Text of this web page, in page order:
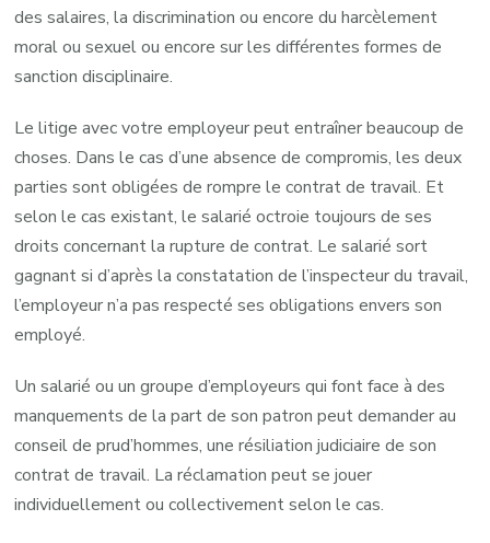
des salaires, la discrimination ou encore du harcèlement
moral ou sexuel ou encore sur les différentes formes de
sanction disciplinaire.
Le litige avec votre employeur peut entraîner beaucoup de
choses. Dans le cas d’une absence de compromis, les deux
parties sont obligées de rompre le contrat de travail. Et
selon le cas existant, le salarié octroie toujours de ses
droits concernant la rupture de contrat. Le salarié sort
gagnant si d’après la constatation de l’inspecteur du travail,
l’employeur n’a pas respecté ses obligations envers son
employé.
Un salarié ou un groupe d’employeurs qui font face à des
manquements de la part de son patron peut demander au
conseil de prud’hommes, une résiliation judiciaire de son
contrat de travail. La réclamation peut se jouer
individuellement ou collectivement selon le cas.